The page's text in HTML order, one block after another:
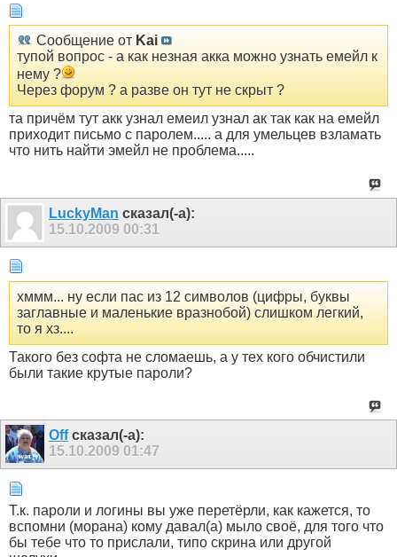
Сообщение от Kai
тупой вопрос - а как незная акка можно узнать емейл к
нему ?
Через форум ? а разве он тут не скрыт ?
та причём тут акк узнал емеил узнал ак так как на емейл
приходит письмо с паролем..... а для умельцев взламать
что нить найти эмейл не проблема.....
LuckyMan сказал(-а):
15.10.2009 00:31
хммм... ну если пас из 12 символов (цифры, буквы
заглавные и маленькие вразнобой) слишком легкий,
то я хз....
Такого без софта не сломаешь, а у тех кого обчистили
были такие крутые пароли?
Offсказал(-а):
15.10.2009 01:47
Т.к. пароли и логины вы уже перетёрли, как кажется, то
вспомни (морана) кому давал(а) мыло своё, для того что
бы тебе что то прислали, типо скрина или другой